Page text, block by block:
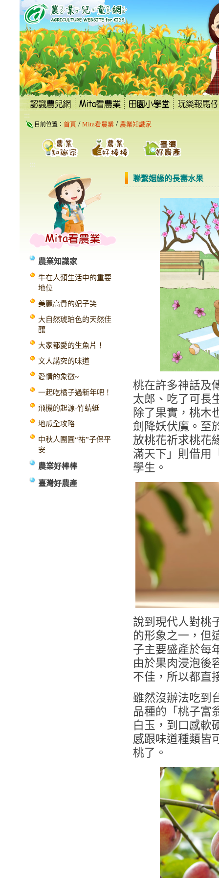
跳
到
主
要
內
容
區
塊
:::
目前位置： 首頁 / Mita看農業 / 農業知識家
:::
農業知識家
牛在人類生活中的重要
地位
美麗高貴的妃子笑
大自然琥珀色的天然佳
釀
大家都愛的生魚片！
文人講究的味道
愛情的象徵~
一起吃橘子過新年吧！
飛機的起源-竹蜻蜓
地瓜全攻略
中秋人團圓“祐”子保平
安
農業好棒棒
臺灣好農產
聯繫姻緣的長壽水果
桃在許多神話及
太郎、吃了可長
除了果實，桃木
劍降妖伏魔。至
放桃花祈求桃花
滿天下」則借用
學生。
說到現代人對桃
的形象之一，但
子主要盛產於每
由於果肉浸泡後
不佳，所以都直
雖然沒辦法吃到
品種的「桃子富
白玉，到口感軟
感跟味道種類皆
桃了。